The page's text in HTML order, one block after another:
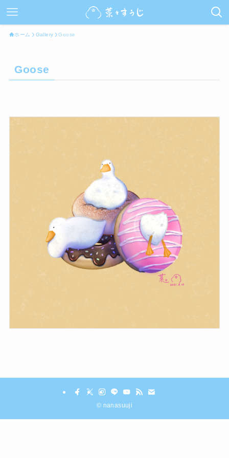
ホーム Gallery Goose
Goose
© nanasuuji